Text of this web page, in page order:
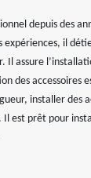
depuis des
expériences, il
Il assure
des accessoires
installer des
est prêt pour